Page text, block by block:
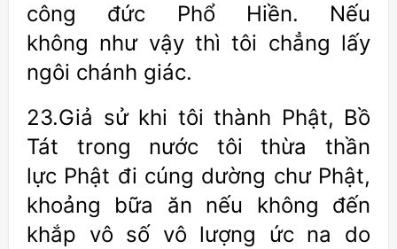
công đức Phổ Hiền. Nếu
không như vậy thì tôi chẳng lấy
ngôi chánh giác.
23.Giả sử khi tôi thành Phật, Bồ
Tát trong nước tôi thừa thần
lực Phật đi cúng dường chư Phật,
khoảng bữa ăn nếu không đến
khắp vô số vô lượng ức na do